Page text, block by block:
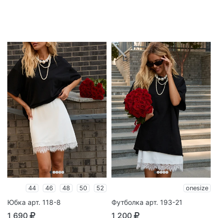
44 46 48 50 52
Юбка арт. 118-8
1 690
onesize
Футболка арт. 193-21
1 200